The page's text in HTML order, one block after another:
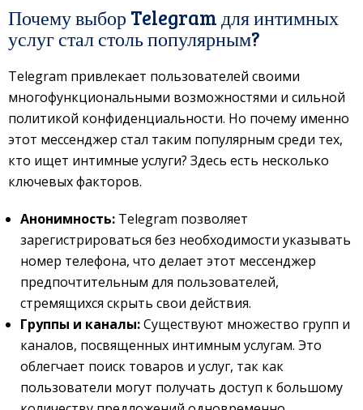
Почему выбор Telegram для интимных
услуг стал столь популярным?
Telegram привлекает пользователей своими
многофункциональными возможностями и сильной
политикой конфиденциальности. Но почему именно
этот мессенджер стал таким популярным среди тех,
кто ищет интимные услуги? Здесь есть несколько
ключевых факторов.
Анонимность: Telegram позволяет
зарегистрироваться без необходимости указывать
номер телефона, что делает этот мессенджер
предпочтительным для пользователей,
стремящихся скрыть свои действия.
Группы и каналы:Существуют множество групп и
каналов, посвященных интимным услугам. Это
облегчает поиск товаров и услуг, так как
пользователи могут получать доступ к большому